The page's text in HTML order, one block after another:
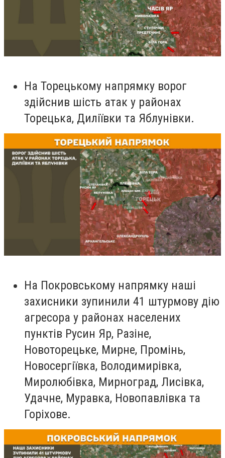
На Торецькому напрямку ворог
здійснив шість атак у районах
Торецька, Диліївки та Яблунівки.
На Покровському напрямку наші
захисники зупинили 41 штурмову дію
агресора у районах населених
пунктів Русин Яр, Разіне,
Новоторецьке, Мирне, Промінь,
Новосергіївка, Володимирівка,
Миролюбівка, Мирноград, Лисівка,
Удачне, Муравка, Новопавлівка та
Горіхове.